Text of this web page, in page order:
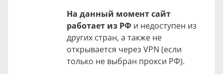
На данный момент сайт
работает из РФ и недоступен из
других стран, а также не
открывается через VPN (если
только не выбран прокси РФ).